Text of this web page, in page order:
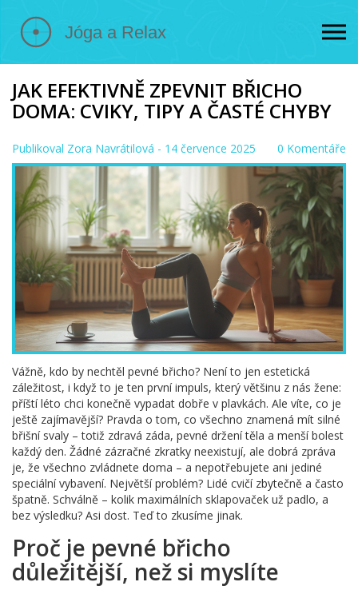
JAK EFEKTIVNĚ ZPEVNIT BŘICHO
DOMA: CVIKY, TIPY A ČASTÉ CHYBY
Publikoval Zora Navrátilová - 14 července 2025 0 Komentáře
Vážně, kdo by nechtěl pevné břicho? Není to jen estetická
záležitost, i když to je ten první impuls, který většinu z nás žene:
příští léto chci konečně vypadat dobře v plavkách. Ale víte, co je
ještě zajímavější? Pravda o tom, co všechno znamená mít silné
břišní svaly – totiž zdravá záda, pevné držení těla a menší bolest
každý den. Žádné zázračné zkratky neexistují, ale dobrá zpráva
je, že všechno zvládnete doma – a nepotřebujete ani jediné
speciální vybavení. Největší problém? Lidé cvičí zbytečně a často
špatně. Schválně – kolik maximálních sklapovaček už padlo, a
bez výsledku? Asi dost. Teď to zkusíme jinak.
Proč je pevné břicho
důležitější, než si myslíte